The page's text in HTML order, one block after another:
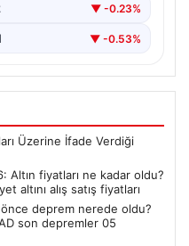
▼ -0.23%
▼ -0.53%
Üzerine İfade Verdiği
Altın fiyatları ne kadar oldu?
altını alış satış fiyatları
deprem nerede oldu?
son depremler 05